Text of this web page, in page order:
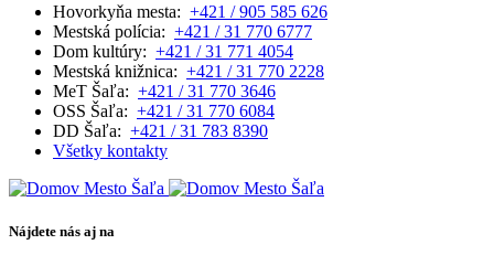
Hovorkyňa mesta: +421 / 905 585 626
Mestská polícia: +421 / 31 770 6777
Dom kultúry: +421 / 31 771 4054
Mestská knižnica: +421 / 31 770 2228
MeT Šaľa: +421 / 31 770 3646
OSS Šaľa: +421 / 31 770 6084
DD Šaľa: +421 / 31 783 8390
Všetky kontakty
Nájdete nás aj na